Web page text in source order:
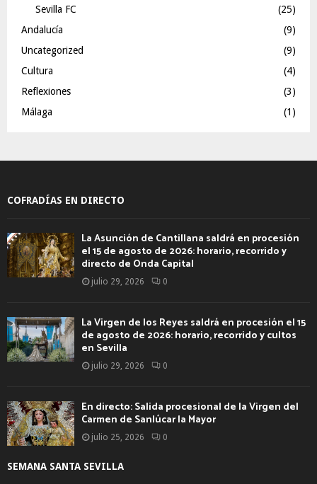
Sevilla FC
(25)
Andalucía
(9)
Uncategorized
(9)
Cultura
(4)
Reflexiones
(3)
Málaga
(1)
COFRADÍAS EN DIRECTO
La Asunción de Cantillana saldrá en procesión
el 15 de agosto de 2026: horario, recorrido y
directo de Onda Capital
julio 29, 2026 0
La Virgen de los Reyes saldrá en procesión el 15
de agosto de 2026: horario, recorrido y cultos
en Sevilla
julio 29, 2026 0
En directo: Salida procesional de la Virgen del
Carmen de Sanlúcar la Mayor
julio 25, 2026 0
SEMANA SANTA SEVILLA